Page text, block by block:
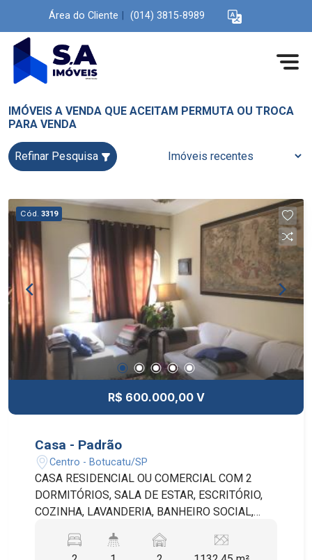
Área do Cliente (014) 3815-8989
IMÓVEIS A VENDA QUE ACEITAM PERMUTA OU TROCA
PARA VENDA
Refinar Pesquisa
Cód. 3319
R$ 600.000,00 V
Casa - Padrão
Centro - Botucatu/SP
CASA RESIDENCIAL OU COMERCIAL COM 2
DORMITÓRIOS, SALA DE ESTAR, ESCRITÓRIO,
COZINHA, LAVANDERIA, BANHEIRO SOCIAL,
QUINTAL BEM AMPLO.